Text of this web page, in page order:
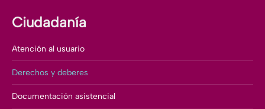
Ciudadanía
Atención al usuario
Derechos y deberes
Documentación asistencial